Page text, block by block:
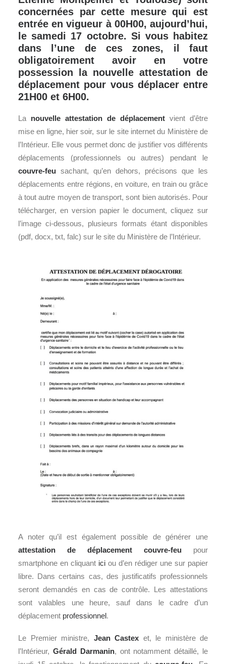
concernées par cette mesure qui est
entrée en vigueur à 00H00, aujourd’hui,
le samedi 17 octobre. Si vous habitez
dans l’une de ces zones, il faut
obligatoirement avoir en votre
possession la nouvelle attestation de
déplacement pour vous déplacer entre
21H00 et 6H00.
La nouvelle attestation de déplacement vient d’être
mise en ligne, hier soir, sur le site internet du Ministère de
l’Intérieur. Elle vous permet donc de justifier vos différents
déplacements (professionnels ou autres) pendant le
couvre-feu sachant, qu’en dehors, précisons que les
déplacements entre régions, en voiture, en train ou grâce
à tout autre moyen de transport, sont bien autorisés. Pour
télécharger, en version papier le document, cliquez sur
l’image ci-dessous, plusieurs formats étant disponibles
(pdf, docx, txt, falc) sur le site du Ministère de l’Intérieur.
A noter qu’il est également possible de générer une
attestation de déplacement couvre-feu pour
smartphone en cliquant ici ou d’en rédiger une sur papier
libre. Dans certains cas, des justificatifs professionnels
seront demandés en cas de contrôle. Les attestations
sont valables une heure, sauf dans le cadre d’un
déplacement professionnel.
Le Premier ministre, Jean Castex et, le ministère de
l’Intérieur, Gérald Darmanin, ont notamment détaillé, le